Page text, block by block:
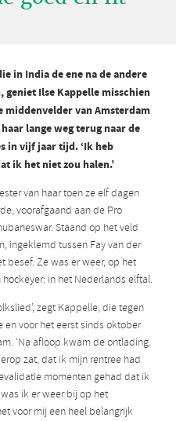
in India de ene na de andere
Ilse Kappelle misschien
middenvelder van Amsterdam
lange weg terug naar de
in vijf jaar tijd. ‘Ik heb
ik het niet zou halen.’
van haar toen ze elf dagen
voorafgaand aan de Pro
Staand op het veld
ingeklemd tussen Fay van der
besef. Ze was er weer, op het
in het Nederlands elftal.
zegt Kappelle, die tegen
voor het eerst sinds oktober
‘Na afloop kwam de ontlading.
zat, dat ik mijn rentree had
momenten gehad dat ik
ik er weer bij op het
voor mij een heel belangrijk